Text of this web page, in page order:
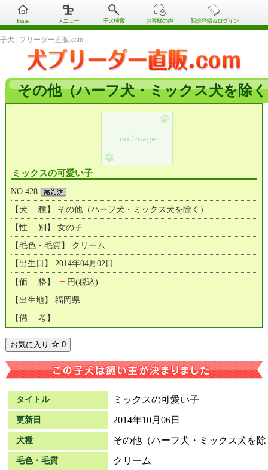
Home メニュー 子犬検索 お客様の声 新規登録＆ログイン
子犬 | ブリーダー直販.com
その他（ハーフ犬・ミックス犬を除
ミックスの可愛い子
NO.428
【犬 種】 その他（ハーフ犬・ミックス犬を除く）
【性 別】 女の子
【毛色・毛質】 クリーム
【出生日】 2014年04月02日
【価 格】 － 円(税込)
【出生地】 福岡県
【備 考】
お気に入り 0
タイトル ミックスの可愛い子
更新日 2014年10月06日
犬種 その他（ハーフ犬・ミックス犬を
毛色・毛質 クリーム